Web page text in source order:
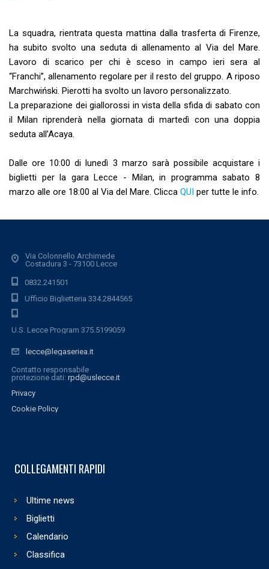
La squadra, rientrata questa mattina dalla trasferta di Firenze,
ha subito svolto una seduta di allenamento al Via del Mare.
Lavoro di scarico per chi è sceso in campo ieri sera al
“Franchi”, allenamento regolare per il resto del gruppo. A riposo
Marchwiński. Pierotti ha svolto un lavoro personalizzato.
La preparazione dei giallorossi in vista della sfida di sabato con
il Milan riprenderà nella giornata di martedì con una doppia
seduta all’Acaya.
Dalle ore 10:00 di lunedì 3 marzo sarà possibile acquistare i
biglietti per la gara Lecce - Milan, in programma sabato 8
marzo alle ore 18:00 al Via del Mare. Clicca QUI per tutte le info.
Via Colonnello Archimede
Costadura 3 - 73100 Lecce
0832.241501
Ufficio Biglietteria 334.2844565
U.S. Lecce Program 375.5199059
lecce@legaseriea.it
Contatto responsabile
protezione dati: rpd@uslecce.it
Privacy
Cookie Policy
COLLEGAMENTI RAPIDI
Ultime news
Biglietti
Calendario
Classifica